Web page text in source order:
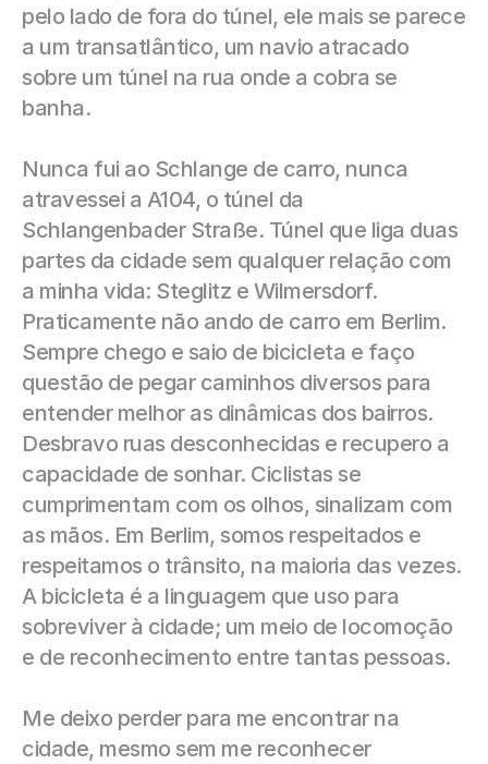
pelo lado de fora do túnel, ele mais se parece
a um transatlântico, um navio atracado
sobre um túnel na rua onde a cobra se
banha.
Nunca fui ao Schlange de carro, nunca
atravessei a A104, o túnel da
Schlangenbader Straße. Túnel que liga duas
partes da cidade sem qualquer relação com
a minha vida: Steglitz e Wilmersdorf.
Praticamente não ando de carro em Berlim.
Sempre chego e saio de bicicleta e faço
questão de pegar caminhos diversos para
entender melhor as dinâmicas dos bairros.
Desbravo ruas desconhecidas e recupero a
capacidade de sonhar. Ciclistas se
cumprimentam com os olhos, sinalizam com
as mãos. Em Berlim, somos respeitados e
respeitamos o trânsito, na maioria das vezes.
A bicicleta é a linguagem que uso para
sobreviver à cidade; um meio de locomoção
e de reconhecimento entre tantas pessoas.
Me deixo perder para me encontrar na
cidade, mesmo sem me reconhecer